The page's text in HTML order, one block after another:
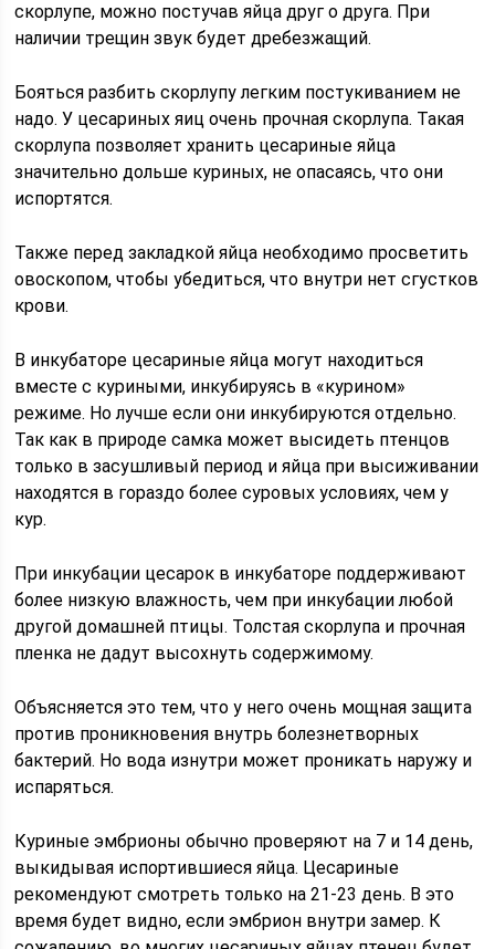
скорлупе, можно постучав яйца друг о друга. При
наличии трещин звук будет дребезжащий.
Бояться разбить скорлупу легким постукиванием не
надо. У цесариных яиц очень прочная скорлупа. Такая
скорлупа позволяет хранить цесариные яйца
значительно дольше куриных, не опасаясь, что они
испортятся.
Также перед закладкой яйца необходимо просветить
овоскопом, чтобы убедиться, что внутри нет сгустков
крови.
В инкубаторе цесариные яйца могут находиться
вместе с куриными, инкубируясь в «курином»
режиме. Но лучше если они инкубируются отдельно.
Так как в природе самка может высидеть птенцов
только в засушливый период и яйца при высиживании
находятся в гораздо более суровых условиях, чем у
кур.
При инкубации цесарок в инкубаторе поддерживают
более низкую влажность, чем при инкубации любой
другой домашней птицы. Толстая скорлупа и прочная
пленка не дадут высохнуть содержимому.
Объясняется это тем, что у него очень мощная защита
против проникновения внутрь болезнетворных
бактерий. Но вода изнутри может проникать наружу и
испаряться.
Куриные эмбрионы обычно проверяют на 7 и 14 день,
выкидывая испортившиеся яйца. Цесариные
рекомендуют смотреть только на 21-23 день. В это
время будет видно, если эмбрион внутри замер. К